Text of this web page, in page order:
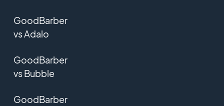
GoodBarber
vs Adalo
GoodBarber
vs Bubble
GoodBarber